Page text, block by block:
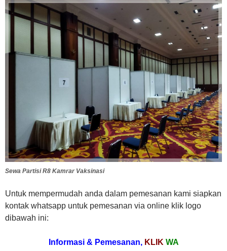
Sewa Partisi R8 Kamrar Vaksinasi
Untuk mempermudah anda dalam pemesanan kami siapkan
kontak whatsapp untuk pemesanan via online klik logo
dibawah ini:
Informasi & Pemesanan, KLIK WA